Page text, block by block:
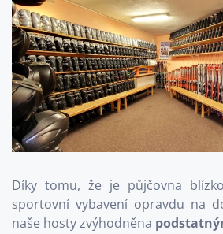
Díky tomu, že je půjčovna
sportovní vybavení opravdu na
naše hosty zvýhodněna